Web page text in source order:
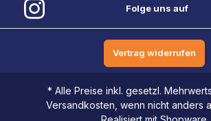
Folge uns auf
Vertrag widerrufen
* Alle Preise inkl. gesetzl.
Versandkosten, wenn nicht anders